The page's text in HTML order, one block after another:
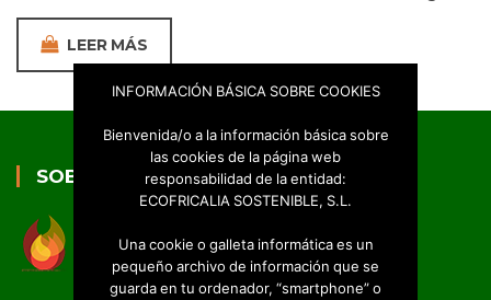
LEER MÁS
SOBRE NOSOTROS
INFORMACIÓN BÁSICA SOBRE COOKIES
Bienvenida/o a la información básica sobre
las cookies de la página web
responsabilidad de la entidad:
ECOFRICALIA SOSTENIBLE, S.L.
Una cookie o galleta informática es un
pequeño archivo de información que se
guarda en tu ordenador, “smartphone” o